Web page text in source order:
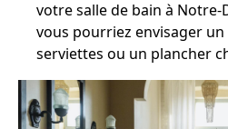
votre salle de bain à Notre-
vous pourriez envisager
serviettes ou un plancher